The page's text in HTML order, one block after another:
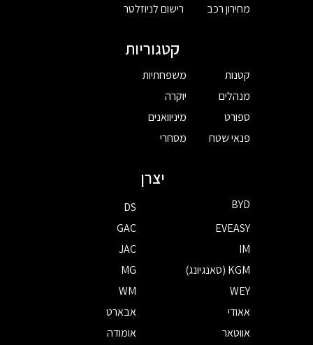
מחירון רכב
רישום לניוזלטר
קטגוריות
קטנות
מנהלים
ספורט
פנאי שטח
משפחתיות
יוקרה
מיניוואנים
מסחרי
יצרן
BYD
DS
EVEASY
GAC
IM
JAC
KGM (סאנגיונג)
MG
WEY
WM
אאודי
אבארט
אווטאר
אומודה